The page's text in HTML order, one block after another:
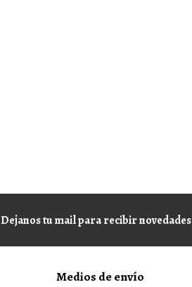
Dejanos tu mail para recibir novedades
Medios de envío